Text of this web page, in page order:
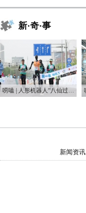
新·奇·事
唠嗑 | 人形机器人“八仙过海”，这届“半马”有点癫
新闻资讯